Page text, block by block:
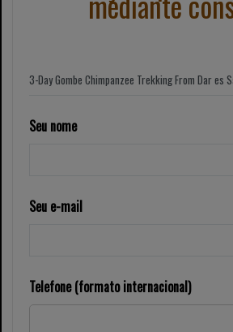
Seu nome
Seu e-mail
Telefone (formato internacional)